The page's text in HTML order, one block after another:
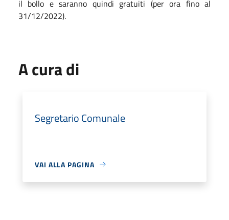
il bollo e saranno quindi gratuiti (per ora fino al
31/12/2022).
A cura di
Segretario Comunale
VAI ALLA PAGINA